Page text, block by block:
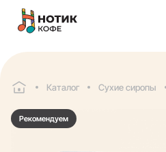
Каталог Сухие сиропы
Рекомендуем